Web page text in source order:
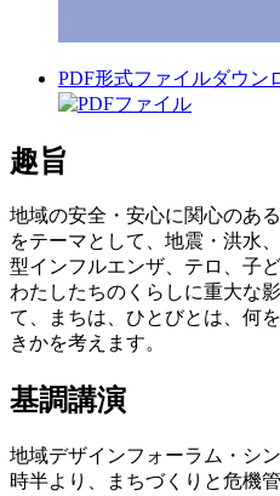
PDF形式ファイルダウン
趣旨
地域の安全・安心に関心のあ
をテーマとして、地震・洪水
型インフルエンザ、テロ、子
わたしたちのくらしに重大な
て、まちは、ひとびとは、何
きかを考えます。
基調講演
地域デザインフォーラム・シ
時半より、まちづくりと危機